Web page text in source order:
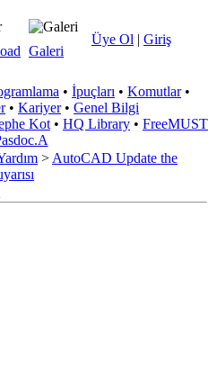
Üye Ol | Giriş
Galeri
• İpuçları • Komutlar•
• Kariyer• Genel Bilgi
Kot • HQ Library • FreeMUST
> AutoCAD Update the